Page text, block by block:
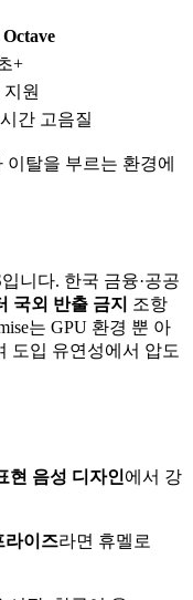
Octave
+
지원
간 고음질
탈을 부르는 환경에
니다. 한국 금융·공공
국외 반출 금지 조항
는 GPU 환경 뿐 아
도입 유연성에서 압도
현 음성 디자인에서 강
라이즈라면 휴멜로